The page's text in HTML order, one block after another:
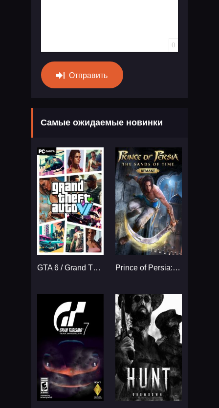
0
Отправить
Самые ожидаемые новинки
GTA 6 / Grand Theft Auto VI Prince of Persia: The Sands